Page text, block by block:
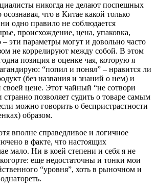
никогда не делают поспешных
что в Китае какой только
одно правило не соблюдается
происхождение, цена, упаковка,
– эти параметры могут и довольно часто
не коррелируют между собой. В этом
позиция в оценке чая, которую я
“попил и понял” – нравится ли
(без названия и знаний о нем) и
своей цене. Этот чайный “не сотвори
странно позволяет судить о товаре самым
можно говорить о беспристрастности
образом.
вполне справедливое и логичное
в факте, что настоящих
мало. Ни в коей степени и себя я не
еще недостаточны и тонки мои
“уровня”, хоть в рыночном и